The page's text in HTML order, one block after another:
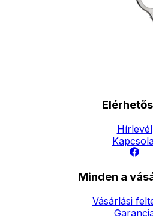
Hírlevél
Minden a
Vásárlási